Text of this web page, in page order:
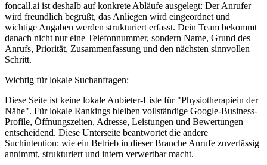
foncall.ai ist deshalb auf konkrete Abläufe ausgelegt: Der Anrufer
wird freundlich begrüßt, das Anliegen wird eingeordnet und
wichtige Angaben werden strukturiert erfasst. Dein Team bekommt
danach nicht nur eine Telefonnummer, sondern Name, Grund des
Anrufs, Priorität, Zusammenfassung und den nächsten sinnvollen
Schritt.
Wichtig für lokale Suchanfragen:
Diese Seite ist keine lokale Anbieter-Liste für "Physiotherapiein der
Nähe". Für lokale Rankings bleiben vollständige Google-Business-
Profile, Öffnungszeiten, Adresse, Leistungen und Bewertungen
entscheidend. Diese Unterseite beantwortet die andere
Suchintention: wie ein Betrieb in dieser Branche Anrufe zuverlässig
annimmt, strukturiert und intern verwertbar macht.